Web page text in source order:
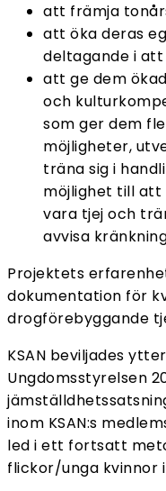
att främja
att öka deras
deltagande i
att ge dem
och
som ger dem
möjligheter,
träna sig i
möjlighet till att
vara tjej och
avvisa
Projektets
dokumentation för
drogförebyggande
KSAN beviljades
Ungdomsstyrelsen
inom KSAN:s
led i ett fortsatt
flickor/unga kvinnor i